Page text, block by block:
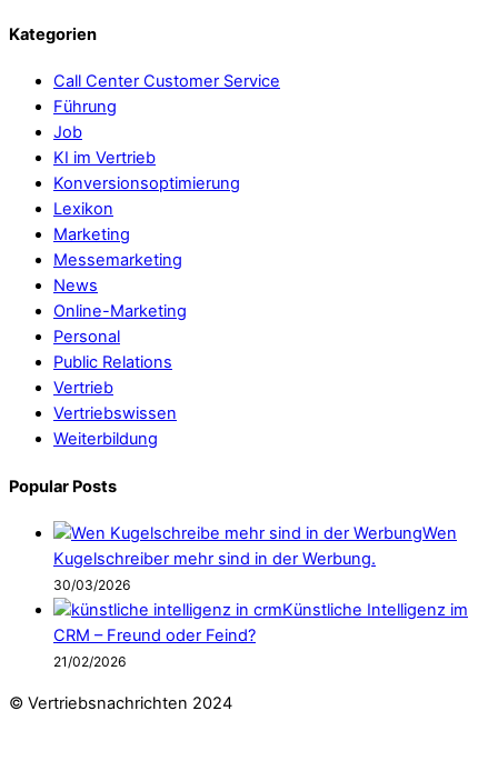
Kategorien
Call Center Customer Service
Führung
Job
KI im Vertrieb
Konversionsoptimierung
Lexikon
Marketing
Messemarketing
News
Online-Marketing
Personal
Public Relations
Vertrieb
Vertriebswissen
Weiterbildung
Popular Posts
Wen
Kugelschreiber mehr sind in der Werbung.
30/03/2026
Künstliche Intelligenz im
CRM – Freund oder Feind?
21/02/2026
© Vertriebsnachrichten 2024